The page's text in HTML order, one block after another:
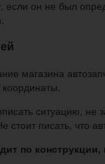
если он не был
магазина
ситуацию, не
стоит писать, что
по